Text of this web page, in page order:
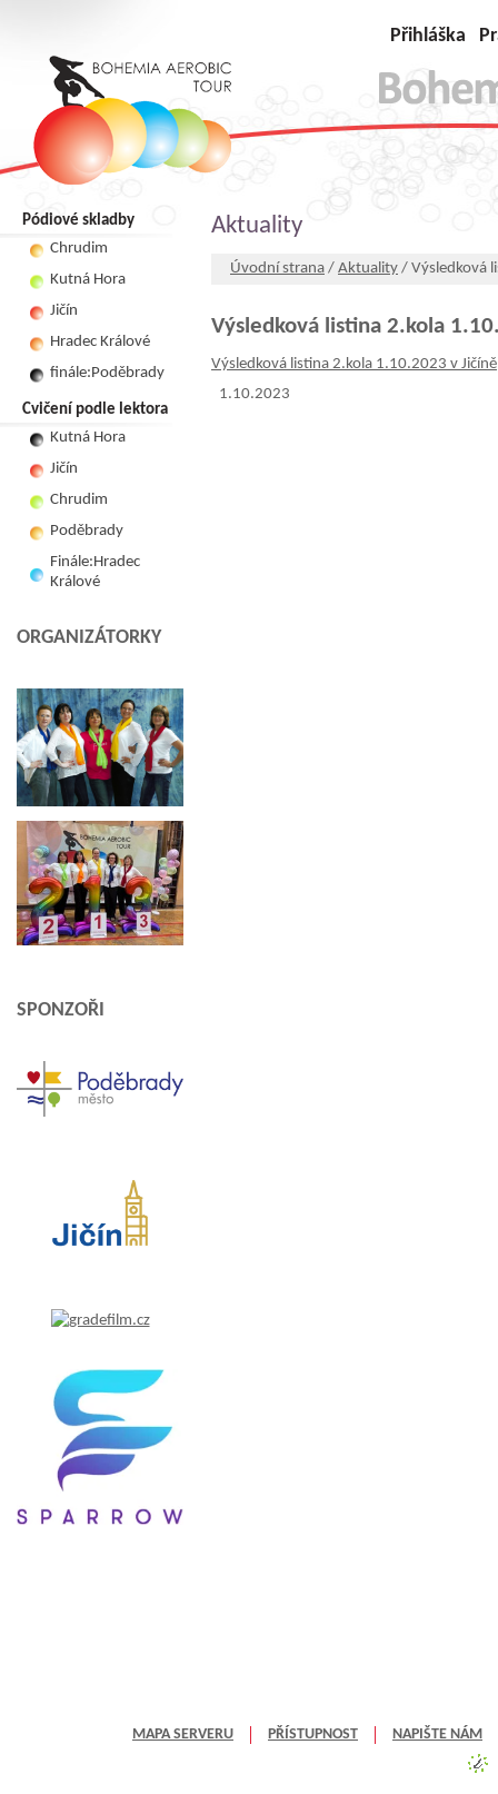
Přihláška
Pódiové skladby
Chrudim
Kutná Hora
Jičín
Hradec Králové
finále:Poděbrady
Cvičení podle lektora
Kutná Hora
Jičín
Chrudim
Poděbrady
Finále:Hradec
Králové
ORGANIZÁTORKY
SPONZOŘI
Aktuality
Úvodní strana / Aktuality / Výsledková
Výsledková listina 2.kola
Výsledková listina 2.kola 1.10.2023 v Jičíně
1.10.2023
MAPA SERVERU PŘÍSTUPNOST NAPIŠTE NÁM